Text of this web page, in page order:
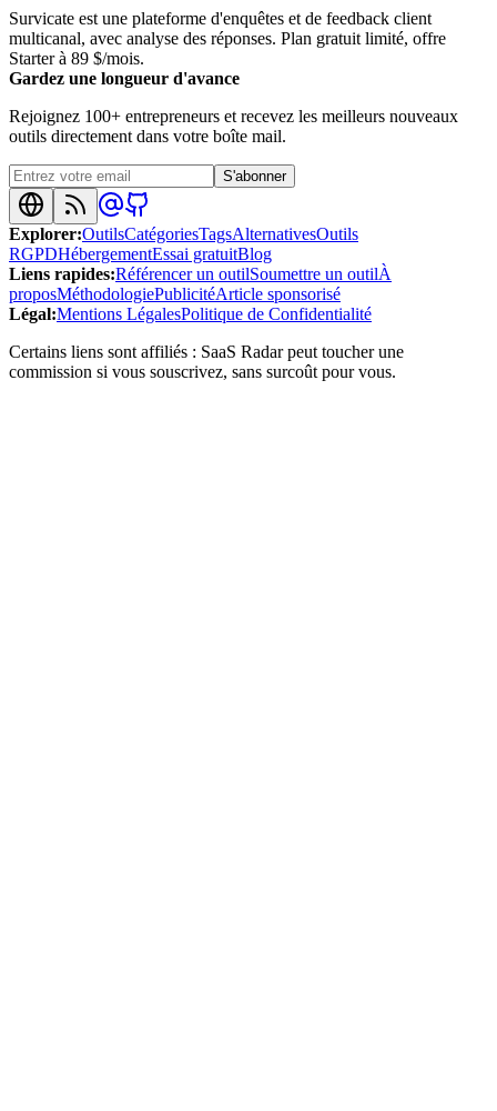
Survicate est une plateforme d'enquêtes et de feedback client
multicanal, avec analyse des réponses. Plan gratuit limité, offre
Starter à 89 $/mois.
Gardez une longueur d'avance
Rejoignez 100+ entrepreneurs et recevez les meilleurs nouveaux
outils directement dans votre boîte mail.
S'abonner
Explorer:OutilsCatégoriesTagsAlternativesOutils
RGPDHébergementEssai gratuitBlog
Liens rapides:Référencer un outilSoumettre un outilÀ
proposMéthodologiePublicitéArticle sponsorisé
Légal:Mentions LégalesPolitique de Confidentialité
Certains liens sont affiliés : SaaS Radar peut toucher une
commission si vous souscrivez, sans surcoût pour vous.